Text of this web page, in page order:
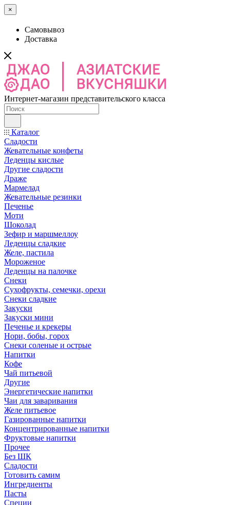
×
Самовывоз
Доставка
Интернет-магазин представительского класса
Каталог
Сладости
Жевательные конфеты
Леденцы кислые
Другие сладости
Драже
Мармелад
Жевательные резинки
Печенье
Моти
Шоколад
Зефир и маршмеллоу
Леденцы сладкие
Желе, пастила
Мороженое
Леденцы на палочке
Снеки
Сухофрукты, семечки, орехи
Снеки сладкие
Закуски
Закуски мини
Печенье и крекеры
Нори, бобы, горох
Снеки соленые и острые
Напитки
Кофе
Чай питьевой
Другие
Энергетические напитки
Чаи для заваривания
Желе питьевое
Газированные напитки
Концентрированные напитки
Фруктовые напитки
Прочее
Без ШК
Сладости
Готовить самим
Ингредиенты
Пасты
Специи